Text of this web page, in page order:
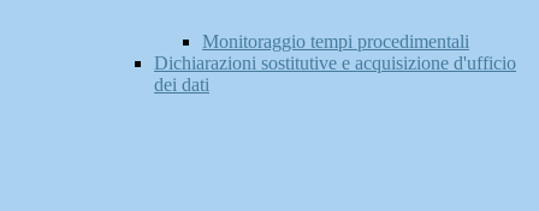
Monitoraggio tempi procedimentali
Dichiarazioni sostitutive e acquisizione d'ufficio
dei dati